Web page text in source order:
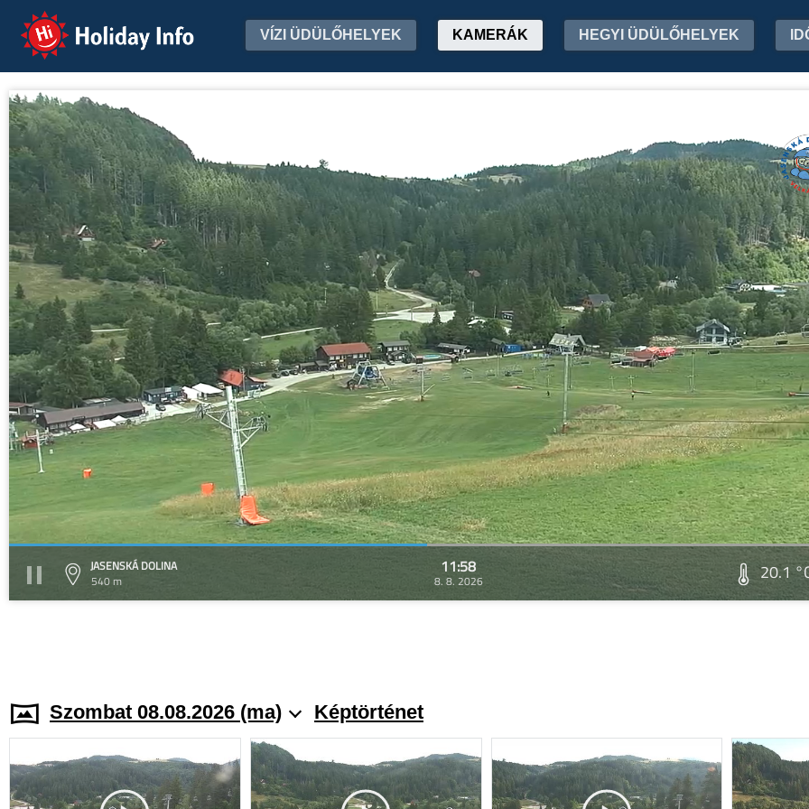
Holiday Info VÍZI ÜDÜLŐHELYEK KAMERÁK HEGYI ÜDÜLŐHELYEK
JASENSKÁ DOLINA
540 m
11:58
8. 8. 2026 20.1
Szombat 08.08.2026 (ma) Képtörténet